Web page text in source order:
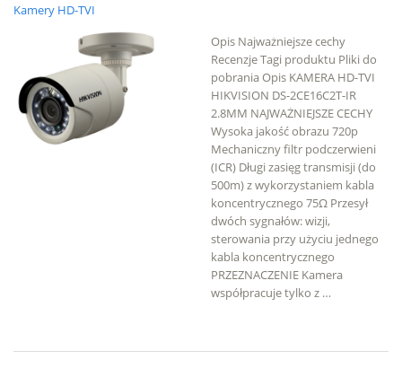
Kamery HD-TVI
Opis Najważniejsze cechy
Recenzje Tagi produktu Pliki do
pobrania Opis KAMERA HD-TVI
HIKVISION DS-2CE16C2T-IR
2.8MM NAJWAŻNIEJSZE CECHY
Wysoka jakość obrazu 720p
Mechaniczny filtr podczerwieni
(ICR) Długi zasięg transmisji (do
500m) z wykorzystaniem kabla
koncentrycznego 75Ω Przesył
dwóch sygnałów: wizji,
sterowania przy użyciu jednego
kabla koncentrycznego
PRZEZNACZENIE Kamera
współpracuje tylko z …